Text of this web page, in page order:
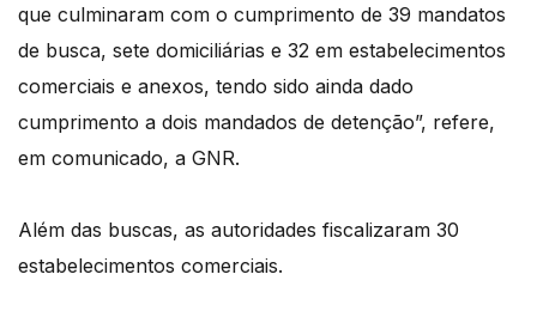
que culminaram com o cumprimento de 39 mandatos
de busca, sete domiciliárias e 32 em estabelecimentos
comerciais e anexos, tendo sido ainda dado
cumprimento a dois mandados de detenção”, refere,
em comunicado, a GNR.
Além das buscas, as autoridades fiscalizaram 30
estabelecimentos comerciais.